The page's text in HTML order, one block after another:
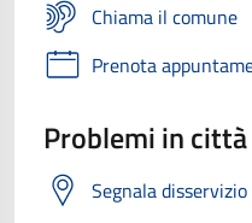
Chiama il comune
Prenota
Problemi in città
Segnala disservizio